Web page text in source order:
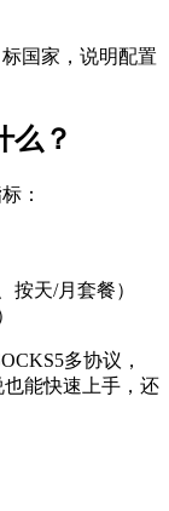
国家，说明配置
么？
：
按天/月套餐）
多协议，
能快速上手，还